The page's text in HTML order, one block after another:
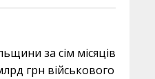
за сім місяців
грн військового